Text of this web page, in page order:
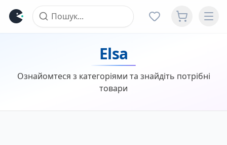
Elsa
Ознайомтеся з категоріями та знайдіть потрібні
товари